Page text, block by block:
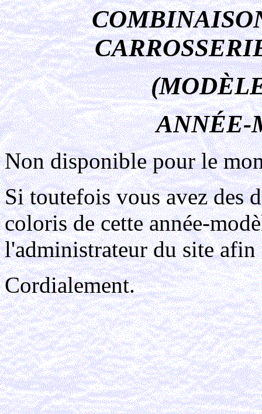
ANNÉE-
Non disponible pour le
Si toutefois vous avez des
coloris de cette année-
l'administrateur du site
Cordialement.